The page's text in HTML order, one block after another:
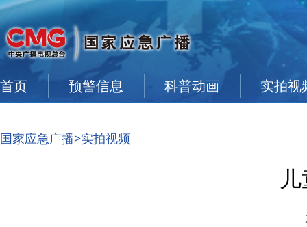
首页 预警信息 科普动画 实拍视
国家应急广播>实拍视频